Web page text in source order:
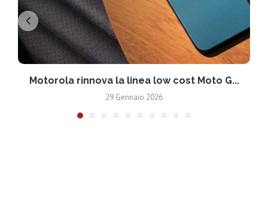
Motorola rinnova la linea low cost Moto G...
29 Gennaio 2026